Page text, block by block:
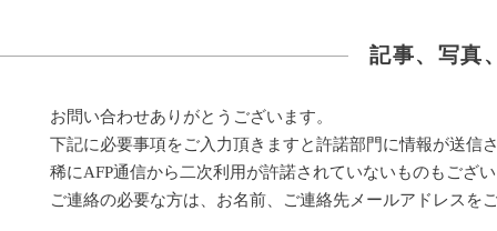
記事、写真
お問い合わせありがとうございます。
下記に必要事項をご入力頂きますと許諾部門に情報が送信
稀にAFP通信から二次利用が許諾されていないものもござ
ご連絡の必要な方は、お名前、ご連絡先メールアドレスを